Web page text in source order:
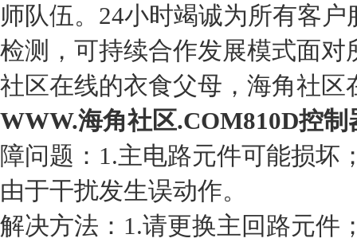
师队伍。24小时竭诚为所有客
检测，可持续合作发展模式面对
社区在线的衣食父母，海角社
WWW.海角社区.COM810D控
障问题：1.主电路元件可能损坏
由于干扰发生误动作。
解决方法：1.请更换主回路元件